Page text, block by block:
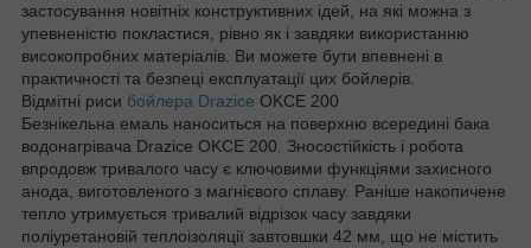
застосування новітніх конструктивних ідей, на які можна з
упевненістю покластися, рівно як і завдяки використанню
високопробних матеріалів. Ви можете бути впевнені в
практичності та безпеці експлуатації цих бойлерів.
Відмітні риси бойлера Drazice OKCE 200
Безнікельна емаль наноситься на поверхню всередині бака
водонагрівача Drazice OKCE 200. Зносостійкість і робота
впродовж тривалого часу є ключовими функціями захисного
анода, виготовленого з магнієвого сплаву. Раніше накопичене
тепло утримується тривалий відрізок часу завдяки
поліуретановій теплоізоляції завтовшки 42 мм, що не містить